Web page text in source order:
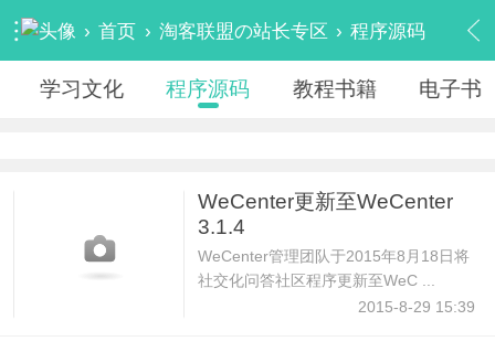
› 首页 › 淘客联盟の站长专区 › 程序源码
学习文化 程序源码 教程书籍 电子书
WeCenter更新至WeCenter
3.1.4
WeCenter管理团队于2015年8月18日将
社交化问答社区程序更新至WeC ...
2015-8-29 15:39